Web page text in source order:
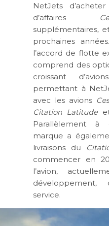
NetJets
d’affaires
supplémentaires,
prochaines
l’accord de flotte
comprend des
croissant
permettant à
avec les avions
Citation Latitude
Parallèlement
marque a
livraisons du
commencer en
l’avion,
service.